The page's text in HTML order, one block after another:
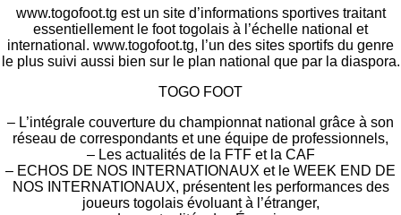
www.togofoot.tg est un site d’informations sportives traitant
essentiellement le foot togolais à l’échelle national et
international. www.togofoot.tg, l’un des sites sportifs du genre
le plus suivi aussi bien sur le plan national que par la diaspora.
TOGO FOOT
– L’intégrale couverture du championnat national grâce à son
réseau de correspondants et une équipe de professionnels,
– Les actualités de la FTF et la CAF
– ECHOS DE NOS INTERNATIONAUX et le WEEK END DE
NOS INTERNATIONAUX, présentent les performances des
joueurs togolais évoluant à l’étranger,